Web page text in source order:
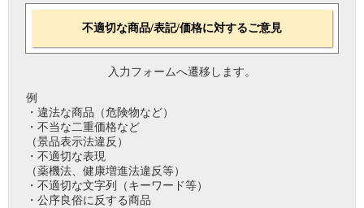
不適切な商品/表記/価格に対するご意見
入力フォームへ遷移します。
例
・違法な商品（危険物など）
・不当な二重価格など
（景品表示法違反）
・不適切な表現
（薬機法、健康増進法違反等）
・不適切な文字列（キーワード等）
・公序良俗に反する商品